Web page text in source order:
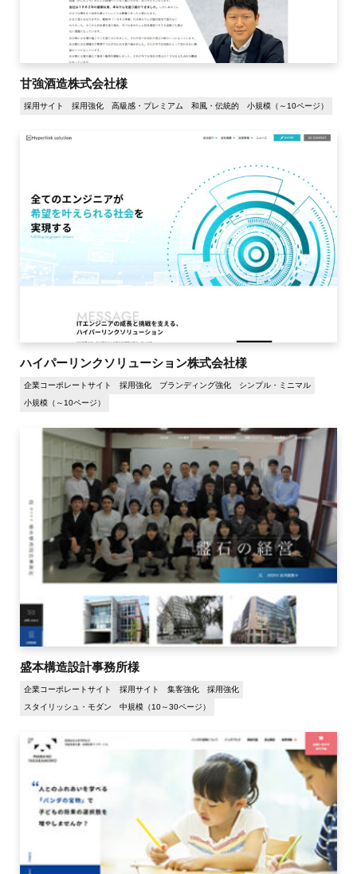
甘強酒造株式会社様
採用サイト 採用強化 高級感・プレミアム 和風・伝統的 小規模（～10ページ）
ハイパーリンクソリューション株式会社様
企業コーポレートサイト 採用強化 ブランディング強化
シンプル・ミニマル
小規模（～10ページ）
盛本構造設計事務所様
企業コーポレートサイト 採用サイト 集客強化
採用強化
スタイリッシュ・モダン
中規模（10～30ページ）